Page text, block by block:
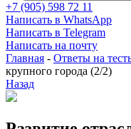
+7 (905) 598 72 11
Написать в WhatsApp
Написать в Telegram
Написать на почту
Главная - Ответы на
крупного города (2/2)
Назад